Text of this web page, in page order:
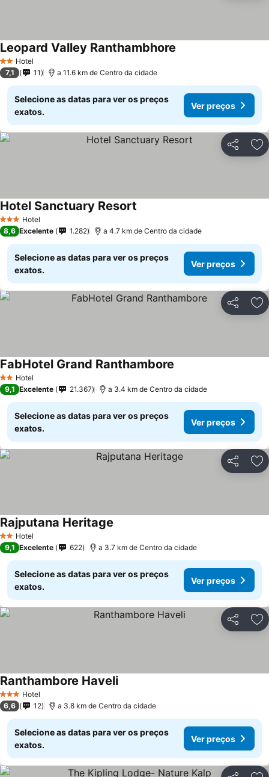
2 Estrelas
Hotel
Leopard Valley Ranthambhore
7,1 11 a 11.6 km de Centro da cidade
Selecione as datas para ver os preços
exatos.
Ver preços
Partilhar
3 EstrelasHotel
Hotel Sanctuary Resort
8,6 Excelente 1.282 a 4.7 km de Centro da cidade
Selecione as datas para ver os preços
exatos.
Ver preços
Partilhar
2 Estrelas
Hotel
FabHotel Grand Ranthambore
9,1 Excelente 21.367 a 3.4 km de Centro da cidade
Selecione as datas para ver os preços
exatos.
Ver preços
Partilhar
2 Estrelas
Hotel
Rajputana Heritage
9,1 Excelente 622 a 3.7 km de Centro da cidade
Selecione as datas para ver os preços
exatos.
Ver preços
Partilhar
3 EstrelasHotel
Ranthambore Haveli
6,6 12 a 3.8 km de Centro da cidade
Selecione as datas para ver os preços
exatos.
Ver preços